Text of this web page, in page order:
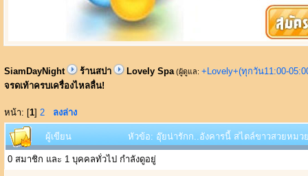
SiamDayNight ร้านสปา Lovely Spa (ผู้ดูแล: +Lovely+(ทุกวัน11:00-
จรดเท้าครบเครื่องไหลลื่น!
หน้า: [1] 2 ลงล่าง
ผู้เขียน หัวข้อ: อุ๊ยน่ารักก..อังคารนี้ สไตล์ขาวสวยหมว
0 สมาชิก และ 1 บุคคลทั่วไป กำลังดูอยู่